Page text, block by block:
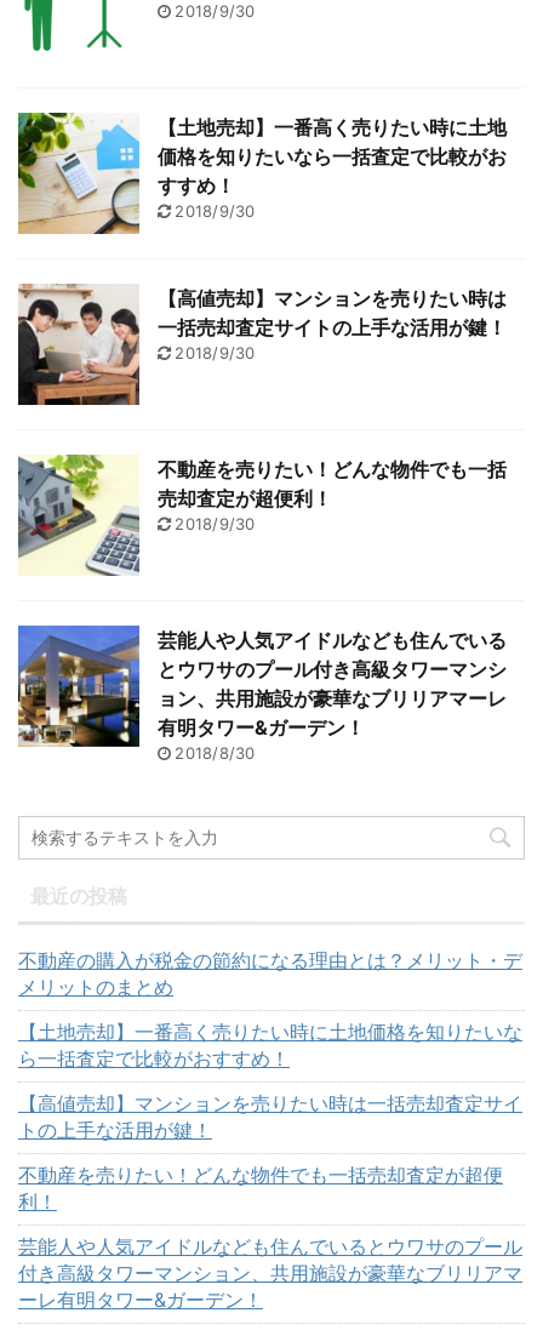
2018/9/30
【土地売却】一番高く売りたい時に土地
価格を知りたいなら一括査定で比較がお
すすめ！
2018/9/30
【高値売却】マンションを売りたい時は
一括売却査定サイトの上手な活用が鍵！
2018/9/30
不動産を売りたい！どんな物件でも一括
売却査定が超便利！
2018/9/30
芸能人や人気アイドルなども住んでいる
とウワサのプール付き高級タワーマンシ
ョン、共用施設が豪華なブリリアマーレ
有明タワー&ガーデン！
2018/8/30
最近の投稿
不動産の購入が税金の節約になる理由とは？メリット・デ
メリットのまとめ
【土地売却】一番高く売りたい時に土地価格を知りたいな
ら一括査定で比較がおすすめ！
【高値売却】マンションを売りたい時は一括売却査定サイ
トの上手な活用が鍵！
不動産を売りたい！どんな物件でも一括売却査定が超便
利！
芸能人や人気アイドルなども住んでいるとウワサのプール
付き高級タワーマンション、共用施設が豪華なブリリアマ
ーレ有明タワー&ガーデン！